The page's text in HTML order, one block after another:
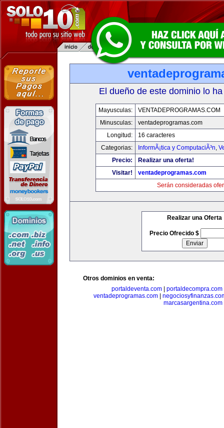
El dueño de este dominio lo
Mayusculas:
VENTADEPROGRAMAS.COM
Minusculas:
ventadeprogramas.com
Longitud:
16 caracteres
Categorias:
InformÃ¡tica y ComputaciÃ³n,
Precio:
Realizar una oferta!
Visitar!
ventadeprogramas.com
Serán consideradas
Realizar una Oferta
Precio Ofrecido $
Otros dominios en venta:
portaldeventa.com
portaldecompra.com
ventadeprogramas.com|
marcasargentina.com